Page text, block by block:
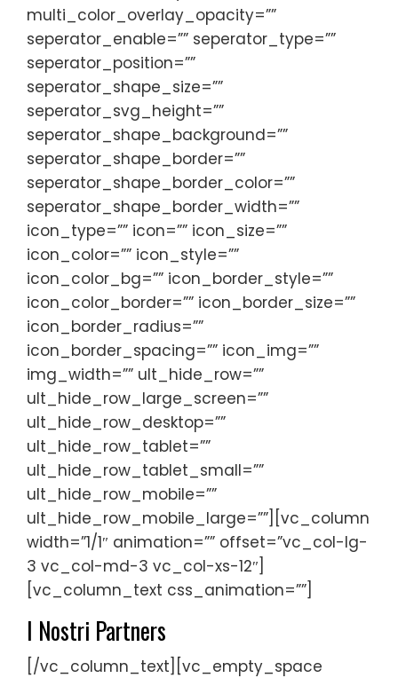
multi_color_overlay_opacity=””
seperator_enable=”” seperator_type=””
seperator_position=””
seperator_shape_size=””
seperator_svg_height=””
seperator_shape_background=””
seperator_shape_border=””
seperator_shape_border_color=””
seperator_shape_border_width=””
icon_type=”” icon=”” icon_size=””
icon_color=”” icon_style=””
icon_color_bg=”” icon_border_style=””
icon_color_border=”” icon_border_size=””
icon_border_radius=””
icon_border_spacing=”” icon_img=””
img_width=”” ult_hide_row=””
ult_hide_row_large_screen=””
ult_hide_row_desktop=””
ult_hide_row_tablet=””
ult_hide_row_tablet_small=””
ult_hide_row_mobile=””
ult_hide_row_mobile_large=””][vc_column
width=”1/1″ animation=”” offset=”vc_col-lg-
3 vc_col-md-3 vc_col-xs-12″]
[vc_column_text css_animation=””]
I Nostri Partners
[/vc_column_text][vc_empty_space